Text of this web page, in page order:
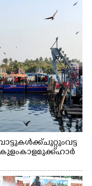
ചുറ്റും വട്ട
കാളമുക്ക് ഹാർ